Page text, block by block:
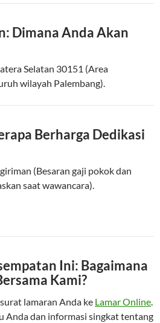
Dimana Anda Akan
Selatan 30151 (Area
wilayah Palembang).
Berharga Dedikasi
(Besaran gaji pokok dan
saat wawancara).
Ini: Bagaimana
Kami?
lamaran Anda ke Lamar Online.
Anda dan informasi singkat tentang